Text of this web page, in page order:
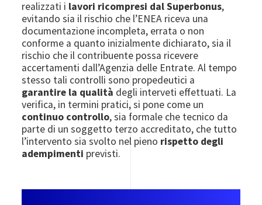
realizzati i lavori ricompresi dal Superbonus,
evitando sia il rischio che l’ENEA riceva una
documentazione incompleta, errata o non
conforme a quanto inizialmente dichiarato, sia il
rischio che il contribuente possa ricevere
accertamenti dall’Agenzia delle Entrate. Al tempo
stesso tali controlli sono propedeutici a
garantire la qualità degli interveti effettuati. La
verifica, in termini pratici, si pone come un
continuo controllo, sia formale che tecnico da
parte di un soggetto terzo accreditato, che tutto
l’intervento sia svolto nel pieno rispetto degli
adempimenti previsti.